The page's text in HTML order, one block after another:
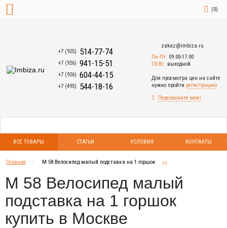
(0)
+7 (925) 514-77-74
+7 (926) 941-15-51
+7 (926) 604-44-15
+7 (495) 544-18-16
zakaz@imbiza.ru
Пн-Пт: 09.00-17.00
Сб-Вс: выходной
Для просмотра цен на сайте
нужно пройти регистрацию
Перезвоните мне!
ВСЕ ТОВАРЫ СТАТЬИ УСЛОВИЯ КОНТАКТЫ
Главная М 58 Велосипед малый подставка на 1 горшок
М 58 Велосипед малый
подставка на 1 горшок
купить в Москве